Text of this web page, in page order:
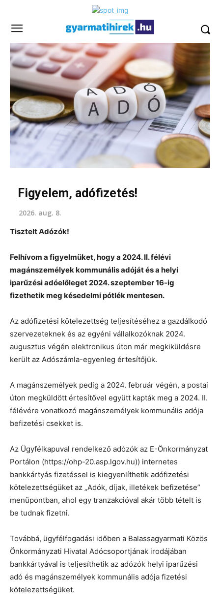
Figyelem, adófizetés!
2026. aug. 8.
Tisztelt Adózók!
Felhívom a figyelmüket, hogy a 2024. II. félévi
magánszemélyek kommunális adóját és a helyi
iparűzési adóelőleget 2024. szeptember 16-ig
fizethetik meg késedelmi pótlék mentesen.
Az adófizetési kötelezettség teljesítéséhez a gazdálkodó
szervezeteknek és az egyéni vállalkozóknak 2024.
augusztus végén elektronikus úton már megkiküldésre
került az Adószámla-egyenleg értesítőjük.
A magánszemélyek pedig a 2024. február végén, a postai
úton megküldött értesítővel együtt kapták meg a 2024. II.
félévére vonatkozó magánszemélyek kommunális adója
befizetési csekket is.
Az Ügyfélkapuval rendelkező adózók az E-Önkormányzat
Portálon (https://ohp-20.asp.lgov.hu)) internetes
bankkártyás fizetéssel is kiegyenlíthetik adófizetési
kötelezettségüket az „Adók, díjak, illetékek befizetése”
menüpontban, ahol egy tranzakcióval akár több tételt is
be tudnak fizetni.
Továbbá, ügyfélfogadási időben a Balassagyarmati Közös
Önkormányzati Hivatal Adócsoportjának irodájában
bankkártyával is teljesíthetik az adózók helyi iparűzési
adó és magánszemélyek kommunális adója fizetési
kötelezettségüket.